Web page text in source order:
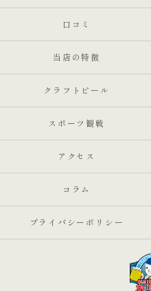
口コミ
当店の特徴
クラフトビール
スポーツ観戦
アクセス
コラム
プライバシーポリシー